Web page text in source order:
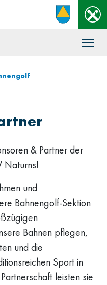
& Partner der
Naturns!
und
Bahnengolf-Sektion
Bahnen pflegen,
und die
Sport in
leisten sie